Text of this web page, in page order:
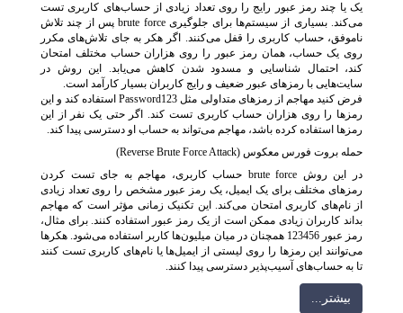
یک یا چند رمز عبور رایج را روی تعداد زیادی از حساب‌های کاربری تست
می‌کند. بسیاری از سیستم‌ها برای جلوگیری brute force پس از چند تلاش
ناموفق، حساب کاربری را قفل می‌کنند. اگر هکر به جای تلاش‌های مکرر
روی یک حساب، همان رمز عبور را روی هزاران حساب مختلف امتحان
کند، احتمال شناسایی و مسدود شدن کاهش می‌یابد. این روش در
سایت‌هایی با رمزهای عبور ضعیف و رایج کاربران بسیار کارآمد است.
فرض کنید مهاجم از رمزهای متداولی مثل Password123 استفاده کند و این
رمزها را روی هزاران حساب کاربری تست کند. اگر حتی یک نفر از این
رمزها استفاده کرده باشد، مهاجم می‌تواند به حساب او دسترسی پیدا کند.
حمله بروت فورس معکوس (Reverse Brute Force Attack)
در این روش brute force حساب کاربری، مهاجم به جای تست کردن
رمزهای مختلف برای یک ایمیل، یک رمز عبور مشخص را روی تعداد زیادی
از نام‌های کاربری امتحان می‌کند. این تکنیک زمانی مؤثر است که مهاجم
بداند کاربران زیادی ممکن است از یک رمز عبور استفاده کنند. برای مثال،
رمز عبور 123456 همچنان در میان میلیون‌ها کاربر استفاده می‌شود. هکرها
می‌توانند این رمزها را روی لیستی از ایمیل‌ها یا نام‌های کاربری تست کنند
تا به حساب‌های آسیب‌پذیر دسترسی پیدا کنند.
بيشتر...